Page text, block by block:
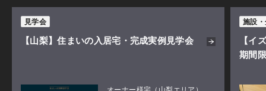
③改めて、担当者よりご連絡をさせていただきます。
った分譲地があれば、現地見学も可能。ぜひ気軽にご
利用ください。
【山梨】住まいの入居宅・完成実例見学会
見学会
オーナー様宅（山梨エリア）
【イ
期間
施設